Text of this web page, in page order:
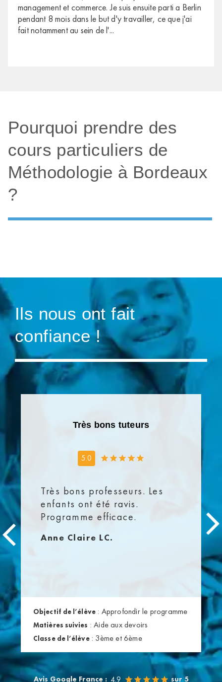
management et commerce. Je suis ensuite parti a Berlin
pendant 8 mois dans le but d'y travailler, ce que j'ai
fait notamment au sein de l'...
Pourquoi prendre des
cours particuliers de
Méthodologie à Bordeaux
?
Ils nous ont fait
confiance !
Très bons tuteurs
5.0
Très bons professeurs. Les
enfants ont été ravis.
Programme efficace.
Anne Claire LC.
Objectif de l’élève: Approfondir le programme
Matières suivies :Aide aux devoirs
Classe de l’élève: 3ème et 6ème
Avis Google France : 4.9 sur 5